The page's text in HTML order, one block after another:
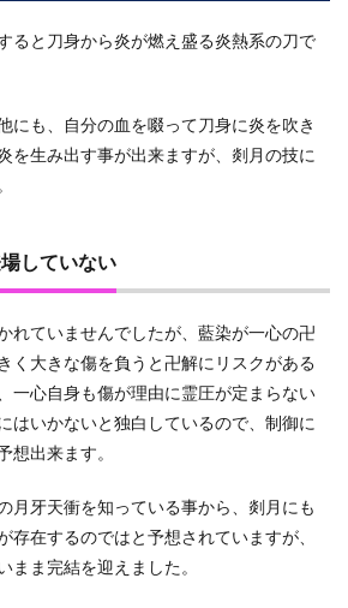
ると刀身から炎が燃え盛る炎熱系の刀で
にも、自分の血を啜って刀身に炎を吹き
を生み出す事が出来ますが、剡月の技に
していない
れていませんでしたが、藍染が一心の卍
く大きな傷を負うと卍解にリスクがある
一心自身も傷が理由に霊圧が定まらない
はいかないと独白しているので、制御に
想出来ます。
月牙天衝を知っている事から、剡月にも
存在するのではと予想されていますが、
まま完結を迎えました。